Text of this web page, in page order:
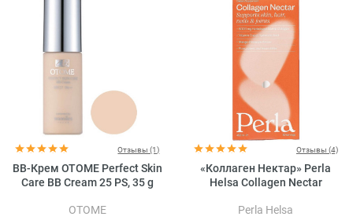
Отзывы (1)
BB-Крем OTOME Perfect Skin
Care BB Cream 25 PS, 35 g
OTOME
Отзывы (4)
«Коллаген Нектар» Perla
Helsa Collagen Nectar
Perla Helsa